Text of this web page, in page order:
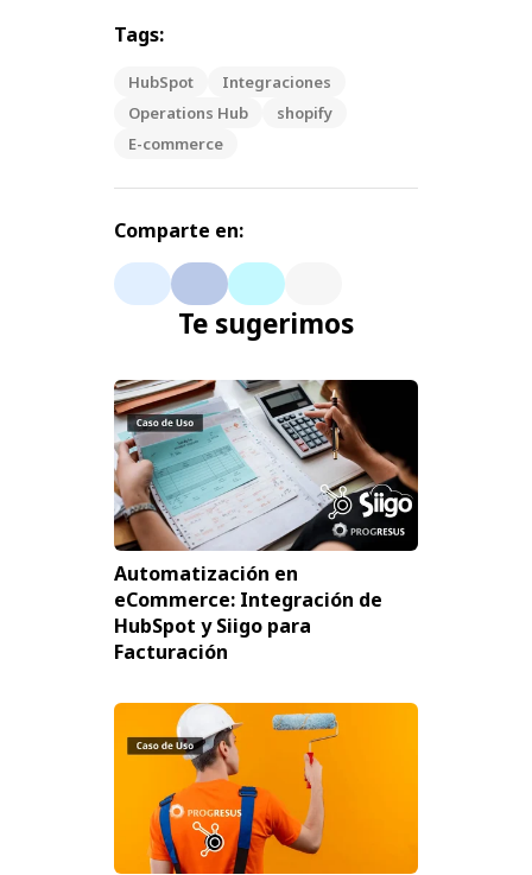
Tags:
HubSpot
Integraciones
Operations Hub
shopify
E-commerce
Comparte en:
Te sugerimos
Automatización en
eCommerce: Integración de
HubSpot y Siigo para
Facturación